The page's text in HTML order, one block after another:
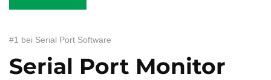
#1 bei Serial Port Software
Serial Port Monitor